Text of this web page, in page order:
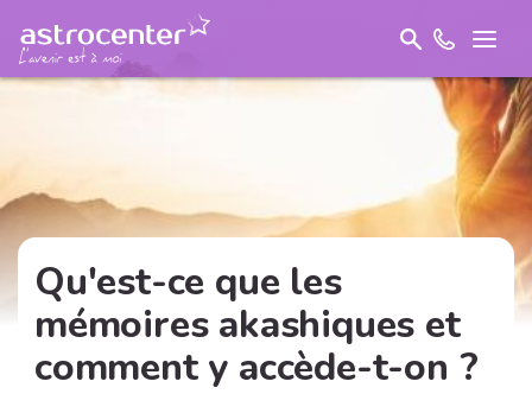
Qu'est-ce que les
mémoires akashiques et
comment y accède-t-on ?